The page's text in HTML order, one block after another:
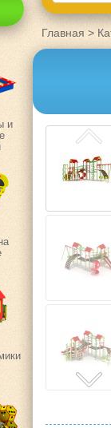
и
Главная >